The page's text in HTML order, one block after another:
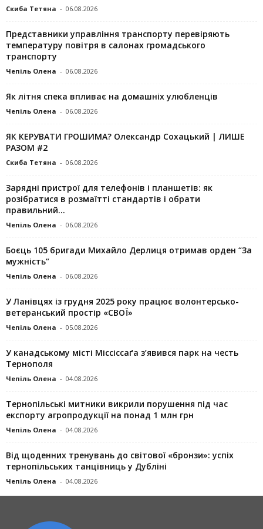
Скиба Тетяна - 06.08.2026
Представники управління транспорту перевіряють
температуру повітря в салонах громадського
транспорту
Чепіль Олена - 06.08.2026
Як літня спека впливає на домашніх улюбленців
Чепіль Олена - 06.08.2026
ЯК КЕРУВАТИ ГРОШИМА? Олександр Сохацький | ЛИШЕ
РАЗОМ #2
Скиба Тетяна - 06.08.2026
Зарядні пристрої для телефонів і планшетів: як
розібратися в розмаїтті стандартів і обрати
правильний...
Чепіль Олена - 06.08.2026
Боєць 105 бригади Михайло Дерлиця отримав орден “За
мужність”
Чепіль Олена - 06.08.2026
У Ланівцях із грудня 2025 року працює волонтерсько-
ветеранський простір «СВОЇ»
Чепіль Олена - 05.08.2026
У канадському місті Міссіссаґа з’явився парк на честь
Тернополя
Чепіль Олена - 04.08.2026
Тернопільські митники викрили порушення під час
експорту агропродукції на понад 1 млн грн
Чепіль Олена - 04.08.2026
Від щоденних тренувань до світової «бронзи»: успіх
тернопільських танцівниць у Дубліні
Чепіль Олена - 04.08.2026